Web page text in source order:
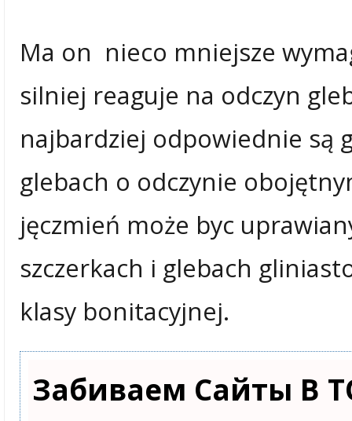
Ma on nieco mniejsze
silniej reaguje na odczyn
najbardziej odpowiednie są
glebach o odczynie
jęczmień może byc
szczerkach i glebach
klasy bonitacyjnej.
Забиваем Сайты В